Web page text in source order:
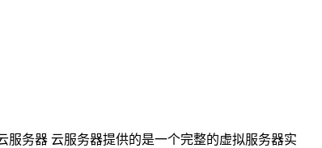
服务器 云服务器提供的是一个完整的虚拟服务器实